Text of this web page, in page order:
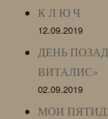
К Л Ю Ч
12.09.2019
ДЕНЬ
ВИТАЛИС»
02.09.2019
МОИ